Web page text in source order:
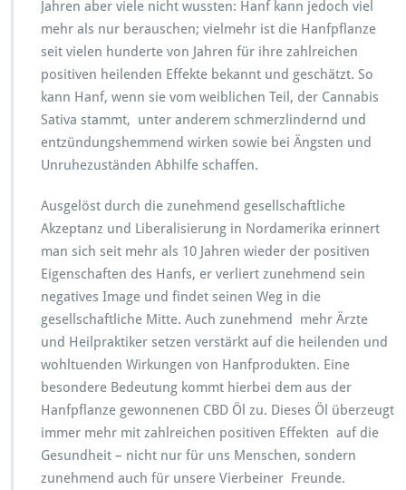
Jahren aber viele nicht wussten: Hanf kann jedoch viel
mehr als nur berauschen; vielmehr ist die Hanfpflanze
seit vielen hunderte von Jahren für ihre zahlreichen
positiven heilenden Effekte bekannt und geschätzt. So
kann Hanf, wenn sie vom weiblichen Teil, der Cannabis
Sativa stammt, unter anderem schmerzlindernd und
entzündungshemmend wirken sowie bei Ängsten und
Unruhezuständen Abhilfe schaffen.
Ausgelöst durch die zunehmend gesellschaftliche
Akzeptanz und Liberalisierung in Nordamerika erinnert
man sich seit mehr als 10 Jahren wieder der positiven
Eigenschaften des Hanfs, er verliert zunehmend sein
negatives Image und findet seinen Weg in die
gesellschaftliche Mitte. Auch zunehmend mehr Ärzte
und Heilpraktiker setzen verstärkt auf die heilenden und
wohltuenden Wirkungen von Hanfprodukten. Eine
besondere Bedeutung kommt hierbei dem aus der
Hanfpflanze gewonnenen CBD Öl zu. Dieses Öl überzeugt
immer mehr mit zahlreichen positiven Effekten auf die
Gesundheit – nicht nur für uns Menschen, sondern
zunehmend auch für unsere Vierbeiner Freunde.